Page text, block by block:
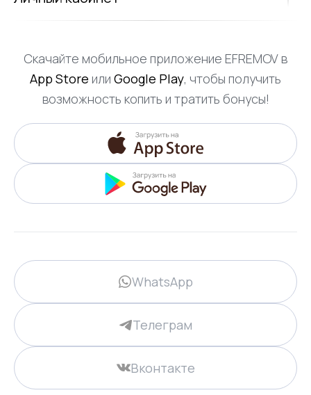
Скачайте мобильное приложение EFREMOV в
App Store или Google Play, чтобы получить
возможность копить и тратить бонусы!
WhatsApp
Телеграм
Вконтакте